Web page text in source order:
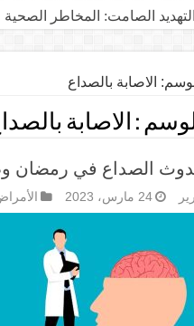
التهديد الصامت: المخاطر الصحية
الاصابة بالصداع
: الاصابة
الصداع في رمضان
24 مارس، 2023